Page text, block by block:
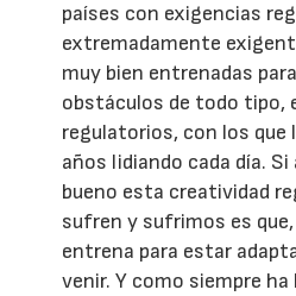
países con exigencias
extremadamente
muy bien entrenadas
obstáculos de todo tipo,
regulatorios, con los que
años lidiando cada día.
bueno esta creatividad
sufren y sufrimos es
entrena para estar
venir. Y como siempre